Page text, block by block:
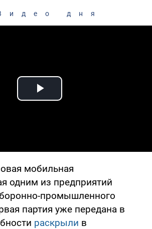
дня
Play Video
мобильная
одним из предприятий
промышленного
партия уже передана в
раскрыли в